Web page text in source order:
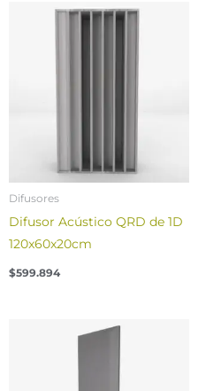
Difusores
Difusor Acústico QRD de 1D
120x60x20cm
$599.894